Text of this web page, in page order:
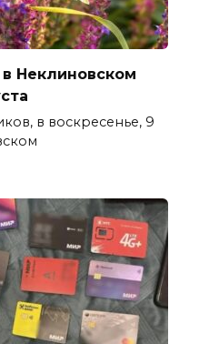
Неклиновском
в воскресенье, 9